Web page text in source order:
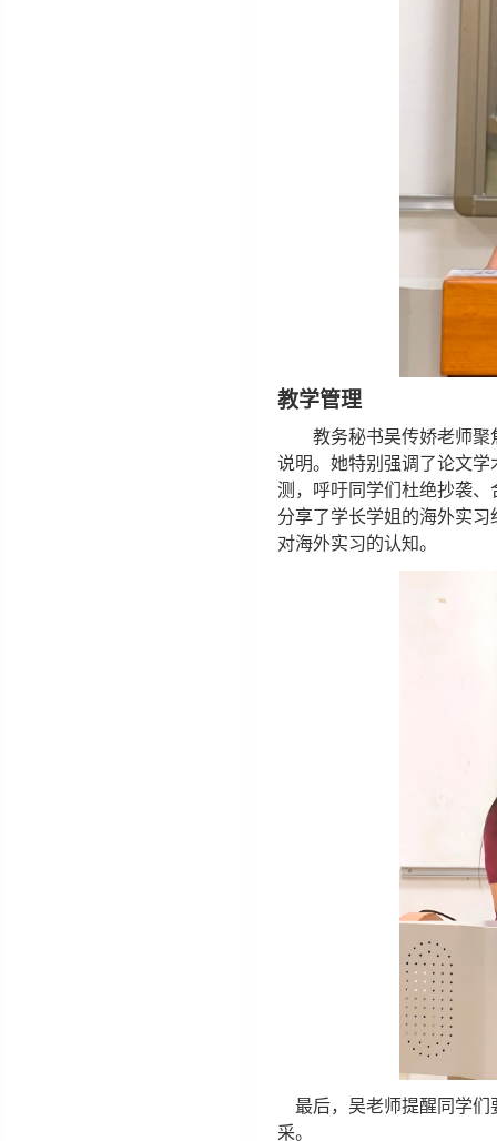
教学管理
教务秘书吴传娇老师
说明。她特别强调了论文学
测，呼吁同学们杜绝抄袭
分享了学长学姐的海外实
对海外实习的认知。
最后，吴老师提醒同学们
采。